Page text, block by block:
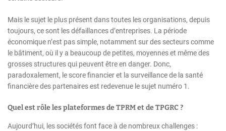
Mais le sujet le plus présent dans toutes les organisations, depuis
toujours, ce sont les défaillances d’entreprises. La période
économique n’est pas simple, notamment sur des secteurs comme
le bâtiment, où il y a beaucoup de petites, moyennes et même des
grosses structures qui peuvent être en danger. Donc,
paradoxalement, le score financier et la surveillance de la santé
financière des partenaires est redevenue le sujet numéro 1.
Quel est rôle les plateformes de TPRM et de TPGRC ?
Aujourd’hui, les sociétés font face à de nombreux challenges :